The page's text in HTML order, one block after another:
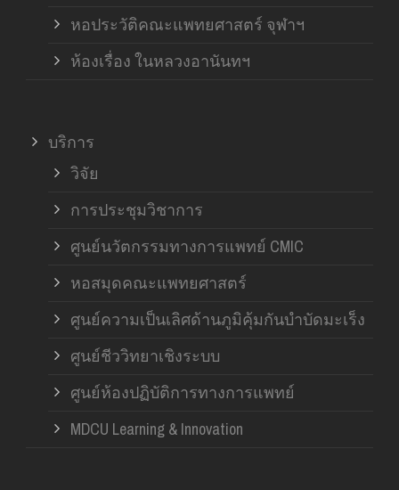
หอประวัติคณะแพทยศาสตร์ จุฬาฯ
ห้องเรื่อง ในหลวงอานันทฯ
บริการ
วิจัย
การประชุมวิชาการ
ศูนย์นวัตกรรมทางการแพทย์ CMIC
หอสมุดคณะแพทยศาสตร์
ศูนย์ความเป็นเลิศด้านภูมิคุ้มกันบำบัดมะเร็ง
ศูนย์ชีววิทยาเชิงระบบ
ศูนย์ห้องปฏิบัติการทางการแพทย์
MDCU Learning & Innovation